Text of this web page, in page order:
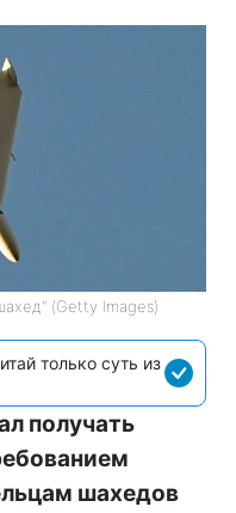
(Getty Images)
только суть из
получать
шахедов